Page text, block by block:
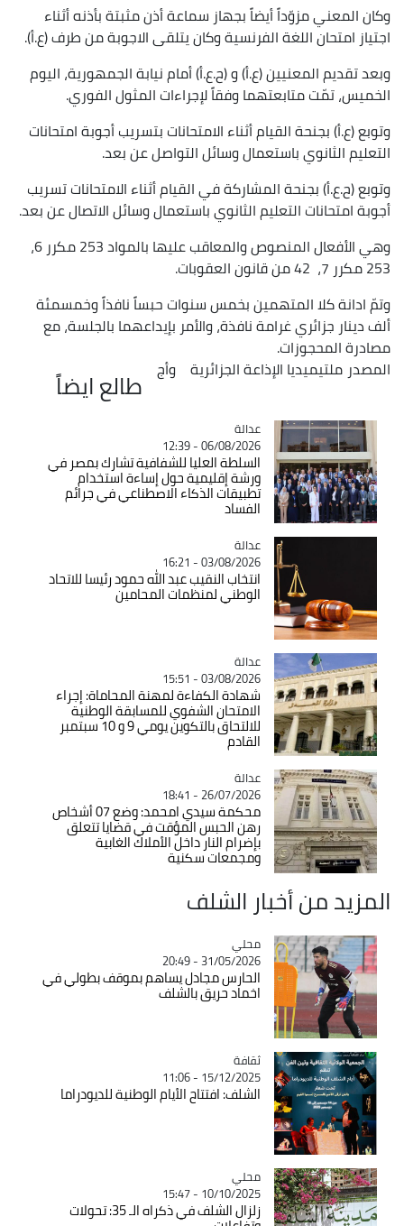
وكان المعني مزوّداً أيضاً بجهاز سماعة أذن مثبتة بأذنه أثناء
اجتياز امتحان اللغة الفرنسية وكان يتلقى الاجوبة من طرف (ع.أ).
وبعد تقديم المعنيين (ع.أ) و (ح.ع.أ) أمام نيابة الجمهورية، اليوم
الخميس، تمّت متابعتهما وفقاً لإجراءات المثول الفوري.
وتوبع (ع.أ) بجنحة القيام أثناء الامتحانات بتسريب أجوبة امتحانات
التعليم الثانوي باستعمال وسائل التواصل عن بعد.
وتوبع (ح.ع.أ) بجنحة المشاركة في القيام أثناء الامتحانات تسريب
أجوبة امتحانات التعليم الثانوي باستعمال وسائل الاتصال عن بعد.
253 مكرر 7، 42 من قانون العقوبات.
وتمّ ادانة كلا المتهمين بخمس سنوات حبساً نافذاً وخمسمئة
ألف دينار جزائري غرامة نافذة، والأمر بإيداعهما بالجلسة، مع
مصادرة المحجوزات.
المصدرملتيميديا الإذاعة الجزائرية وأج طالع ايضاً
Catégorie
عدالة
06/08/2026 - 12:39
السلطة العليا للشفافية تشارك بمصر في
ورشة إقليمية حول إساءة استخدام
تطبيقات الذكاء الاصطناعي في جرائم
الفساد
Catégorie
عدالة
03/08/2026 - 16:21
انتخاب النقيب عبد الله حمود رئيسا للاتحاد
الوطني لمنظمات المحامين
Catégorie
عدالة
03/08/2026 - 15:51
شهادة الكفاءة لمهنة المحاماة: إجراء
الامتحان الشفوي للمسابقة الوطنية
للالتحاق بالتكوين يومي 9 و 10 سبتمبر
القادم
Catégorie
عدالة
26/07/2026 - 18:41
محكمة سيدي امحمد: وضع 07 أشخاص
رهن الحبس المؤقت في قضايا تتعلق
بإضرام النار داخل الأملاك الغابية
ومجمعات سكنية
المزيد من أخبار الشلف
Catégorie
محلي
31/05/2026 - 20:49
الحارس مجادل يساهم بموقف بطولي في
اخماد حريق بالشلف
Catégorie
ثقافة
15/12/2025 - 11:06
الشلف: افتتاح الأيام الوطنية للديودراما
Catégorie
محلي
10/10/2025 - 15:47
زلزال الشلف في ذكراه الـ 35: تحولات